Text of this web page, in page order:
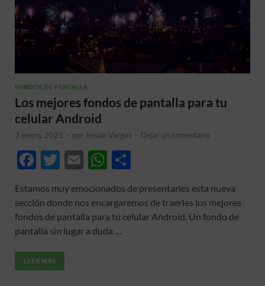
FONDOS DE PANTALLA
Los mejores fondos de pantalla para tu
celular Android
3 enero, 2021 - por Jeison Vargas - Dejar un comentario
F
e
b
o
o
k
T
itt
er
E
ail
W
at
s
A
m
p
Estamos muy emocionados de presentarles esta nueva
sección donde nos encargaremos de traerles los mejores
fondos de pantalla para tu celular Android. Un fondo de
pantalla sin lugar a duda …
LEER MÁS